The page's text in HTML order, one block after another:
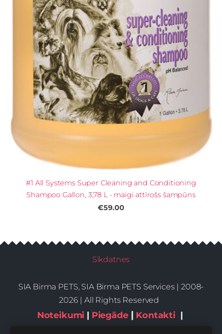
#1 All Systems Super Cleaning and Conditioning
Shampoo Gallon, 3,78 L - maigi attīrošs šampūns
€59.00
Sīkdatnes
SIA Birma PETS, SIA Birma PETS Services | 2008-
2026 | All Rights Reserved
Noteikumi | Piegāde | Kontakti|